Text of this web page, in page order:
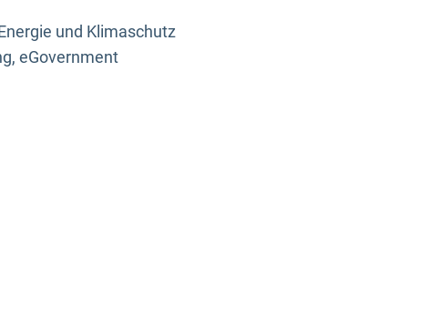
und Klimaschutz
eGovernment